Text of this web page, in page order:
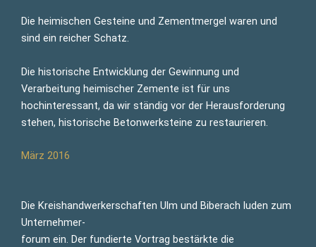
Die heimischen Gesteine und Zementmergel waren und
sind ein reicher Schatz.
Die historische Entwicklung der Gewinnung und
Verarbeitung heimischer Zemente ist für uns
hochinteressant, da wir ständig vor der Herausforderung
stehen, historische Betonwerksteine zu restaurieren.
März 2016
Die Kreishandwerkerschaften Ulm und Biberach luden zum
Unternehmer-
forum ein. Der fundierte Vortrag bestärkte die